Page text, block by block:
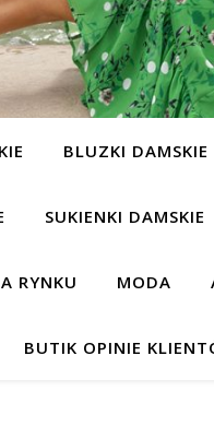
BLUZKI DAMSKIE
SUKIENKI DAMSKIE
RYNKU MODA
BUTIK OPINIE